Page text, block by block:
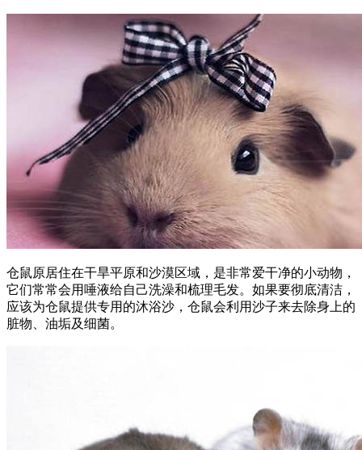
仓鼠原居住在干旱平原和沙漠区域，是非常爱干净的小动物，
它们常常会用唾液给自己洗澡和梳理毛发。如果要彻底清洁，
应该为仓鼠提供专用的沐浴沙，仓鼠会利用沙子来去除身上的
脏物、油垢及细菌。